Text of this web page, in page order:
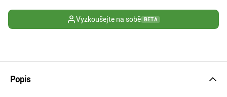
Vyzkoušejte na sobě BETA
Popis